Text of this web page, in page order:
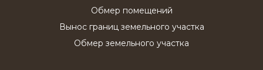
Обмер помещений
Вынос границ земельного участка
Обмер земельного участка